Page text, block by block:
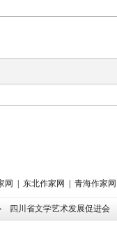
网 | 东北作家网 | 青海作家网
四川省文学艺术发展促进会